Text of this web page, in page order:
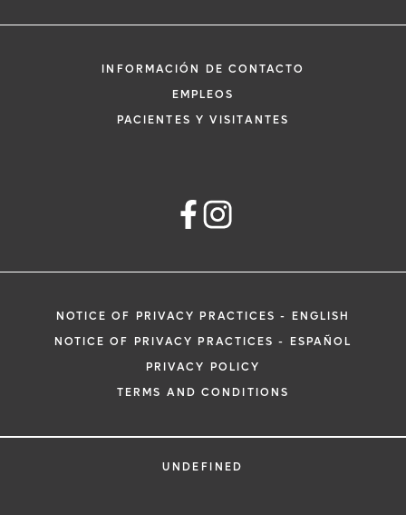
información médica por correo
Orlando Health y sus afiliados.
INFORMACIÓN DE CONTACTO
EMPLEOS
PACIENTES Y VISITANTES
NOTICE OF PRIVACY PRACTICES - ENGLISH
NOTICE OF PRIVACY PRACTICES - ESPAÑOL
PRIVACY POLICY
TERMS AND CONDITIONS
UNDEFINED